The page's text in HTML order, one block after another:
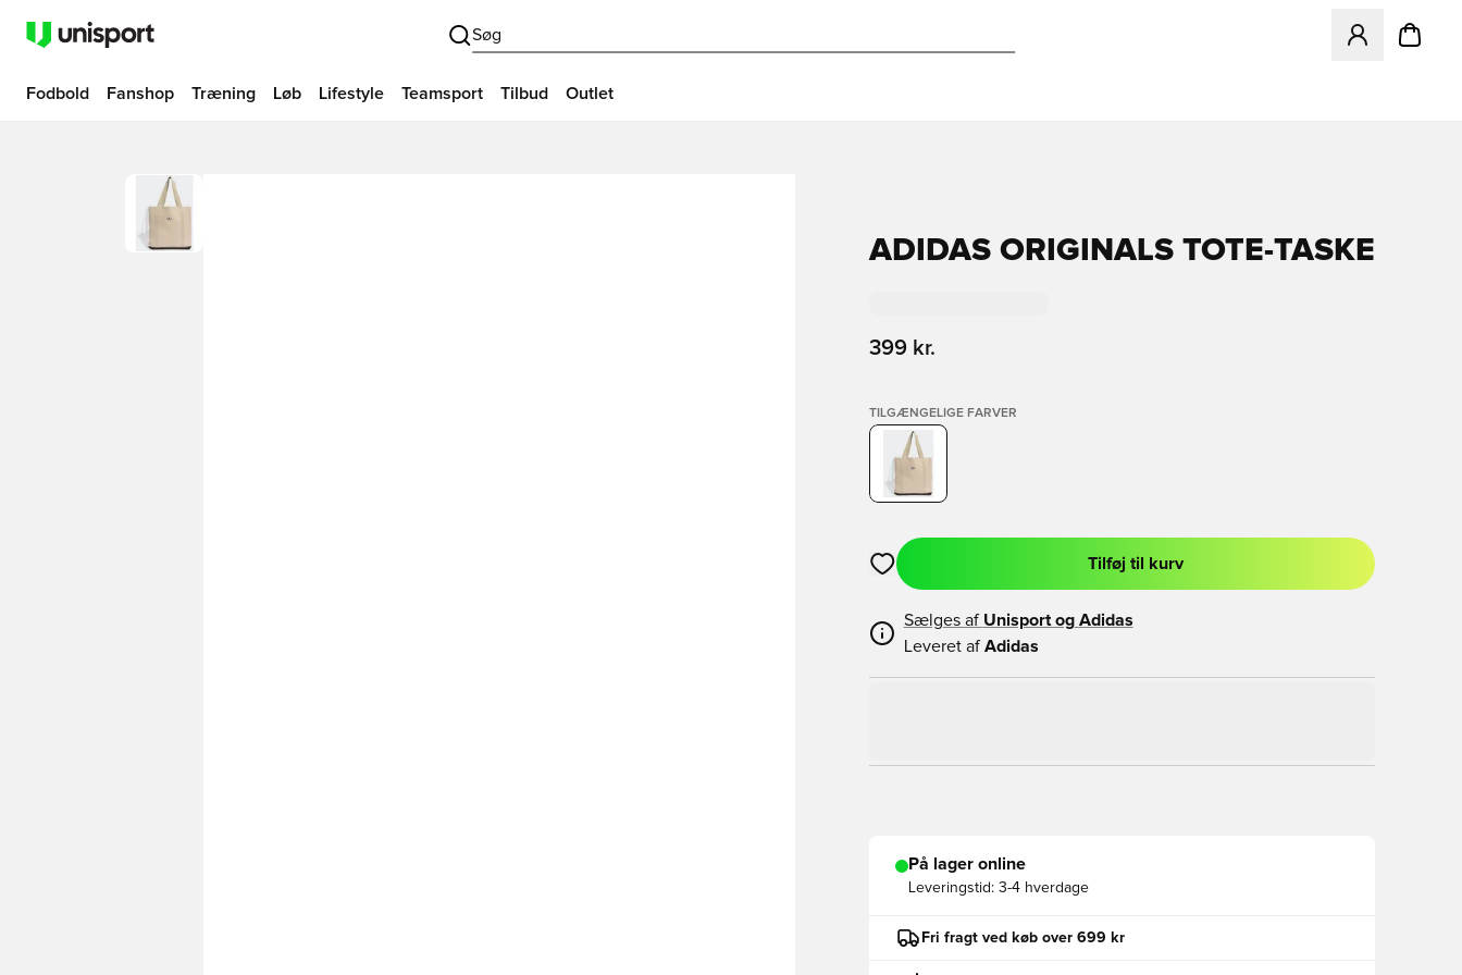
Søg
Åbner en
Fodbold Fanshop Træning Løb Lifestyle Teamsport Tilbud Outlet
ADIDAS ORIGINALS TOTE-TASKE
399 kr.
TILGÆNGELIGE FARVER
Åbner en Modal til at logge ind eller tilmelde dig som medlem
Tilføj til kurv
Sælges af Unisport og Adidas
Leveret af Adidas
På lager online
Leveringstid: 3-4 hverdage
Fri fragt ved køb over 699 kr